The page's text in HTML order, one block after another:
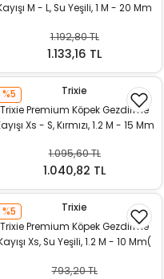
M - L, Su Yeşili, 1 M - 20 Mm
1.192,80 TL
1.133,16 TL
%5
Trixie
Trixie Premium Köpek Gezdirme
Xs - S, Kırmızı, 1.2 M - 15 Mm
1.095,60 TL
1.040,82 TL
%5
Trixie
Trixie Premium Köpek Gezdirme
Xs, Su Yeşili, 1.2 M - 10 Mm(
793,20 TL